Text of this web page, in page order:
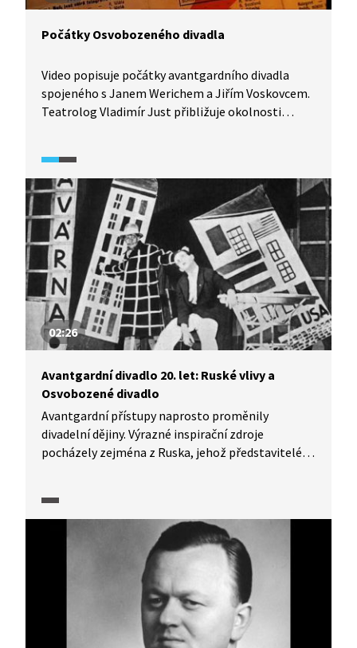
Počátky Osvobozeného divadla
Video popisuje počátky avantgardního divadla
spojeného s Janem Werichem a Jiřím Voskovcem.
Teatrolog Vladimír Just přibližuje okolnosti
02:26
Avantgardní divadlo 20. let: Ruské vlivy a
Osvobozené divadlo
Avantgardní přístupy naprosto proměnily
divadelní dějiny. Výrazné inspirační zdroje
pocházely zejména z Ruska, jehož představitelé
dvojice V+W). Pasáž z dokumentárního cyklu
Moderna, avantgarda: Příběh umění 1. poloviny 20.
století (2025) ozřejmí východiska ruského
divadelního konstruktivismu i vznik a tvůrčí
principy raného Osvobozeného divadla.